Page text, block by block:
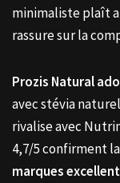
minimaliste plaît
rassure sur la
Prozis Natural
avec stévia
rivalise avec
4,7/5 confirment
marques